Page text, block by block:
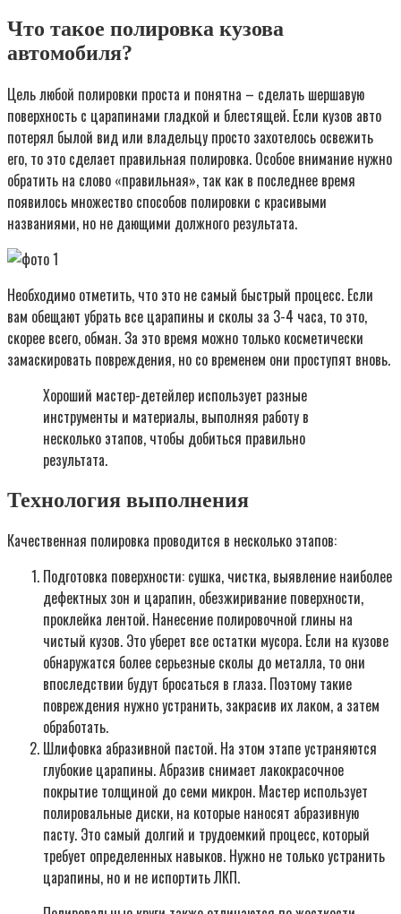
Что такое полировка кузова
автомобиля?
Цель любой полировки проста и понятна – сделать шершавую
поверхность с царапинами гладкой и блестящей. Если кузов авто
потерял былой вид или владельцу просто захотелось освежить
его, то это сделает правильная полировка. Особое внимание нужно
обратить на слово «правильная», так как в последнее время
появилось множество способов полировки с красивыми
названиями, но не дающими должного результата.
Необходимо отметить, что это не самый быстрый процесс. Если
вам обещают убрать все царапины и сколы за 3-4 часа, то это,
скорее всего, обман. За это время можно только косметически
замаскировать повреждения, но со временем они проступят вновь.
Хороший мастер-детейлер использует разные
инструменты и материалы, выполняя работу в
несколько этапов, чтобы добиться правильно
результата.
Технология выполнения
Качественная полировка проводится в несколько этапов:
Подготовка поверхности: сушка, чистка, выявление наиболее
дефектных зон и царапин, обезжиривание поверхности,
проклейка лентой. Нанесение полировочной глины на
чистый кузов. Это уберет все остатки мусора. Если на кузове
обнаружатся более серьезные сколы до металла, то они
впоследствии будут бросаться в глаза. Поэтому такие
повреждения нужно устранить, закрасив их лаком, а затем
обработать.
Шлифовка абразивной пастой. На этом этапе устраняются
глубокие царапины. Абразив снимает лакокрасочное
покрытие толщиной до семи микрон. Мастер использует
полировальные диски, на которые наносят абразивную
пасту. Это самый долгий и трудоемкий процесс, который
требует определенных навыков. Нужно не только устранить
царапины, но и не испортить ЛКП.